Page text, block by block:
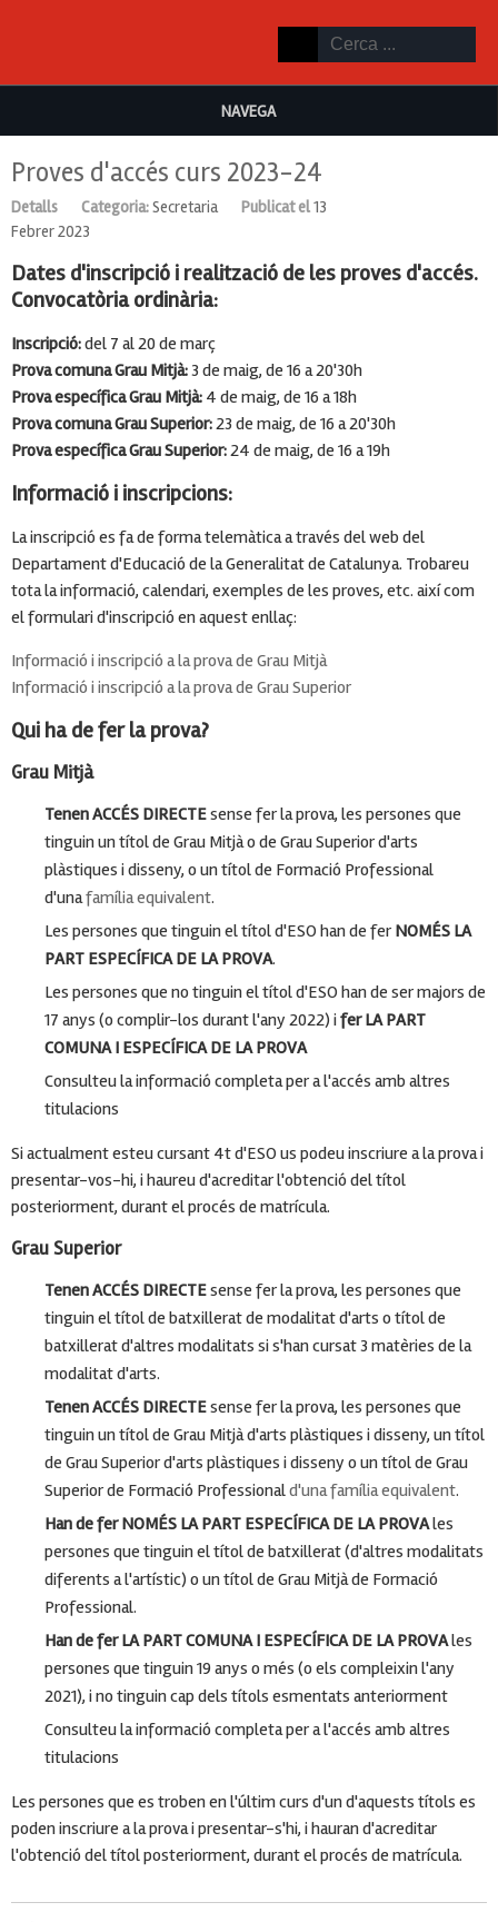
NAVEGA
Proves d'accés curs 2023-24
Detalls Categoria:Secretaria Publicat el13
Febrer 2023
Dates d'inscripció i realització de les proves d'accés.
Convocatòria ordinària:
Inscripció:del 7 al 20 de març
Prova comuna Grau Mitjà:3 de maig, de 16 a 20'30h
Prova específica Grau Mitjà: 4 de maig, de 16 a 18h
Prova comuna Grau Superior:23 de maig, de 16 a 20'30h
Prova específica Grau Superior:24 de maig, de 16 a 19h
Informació i inscripcions:
La inscripció es fa de forma telemàtica a través del web del
Departament d'Educació de la Generalitat de Catalunya. Trobareu
tota la informació, calendari, exemples de les proves, etc. així com
el formulari d'inscripció en aquest enllaç:
Informació i inscripció a la prova de Grau Mitjà
Informació i inscripció a la prova de Grau Superior
Qui ha de fer la prova?
Grau Mitjà
Tenen ACCÉS DIRECTEsense fer la prova, les persones que
tinguin un títol de Grau Mitjà o de Grau Superior d'arts
plàstiques i disseny, o un títol de Formació Professional
d'unafamília equivalent.
Les persones que tinguin el títol d'ESO han de fer NOMÉS LA
PART ESPECÍFICA DE LA PROVA.
Les persones que no tinguin el títol d'ESO han de ser majors de
17 anys (o complir-los durant l'any 2022) ifer LA PART
COMUNA I ESPECÍFICA DE LA PROVA
Consulteu la informació completa per a l'accés amb altres
titulacions
Si actualment esteu cursant 4t d'ESO us podeu inscriure a la prova i
presentar-vos-hi, i haureu d'acreditar l'obtenció del títol
posteriorment, durant el procés de matrícula.
Grau Superior
Tenen ACCÉS DIRECTEsense fer la prova, les persones que
tinguin el títol de batxillerat de modalitat d'arts o títol de
batxillerat d'altres modalitats si s'han cursat 3 matèries de la
modalitat d'arts.
Tenen ACCÉS DIRECTEsense fer la prova, les persones que
tinguin un títol de Grau Mitjà d'arts plàstiques i disseny, un títol
de Grau Superior d'arts plàstiques i disseny o un títol de Grau
Superior de Formació Professionald'una família equivalent.
Han de fer NOMÉS LA PART ESPECÍFICA DE LA PROVAles
persones que tinguin el títol de batxillerat (d'altres modalitats
diferents a l'artístic) o un títol de Grau Mitjà de Formació
Professional.
Han de fer LA PART COMUNA I ESPECÍFICA DE LA PROVAles
persones que tinguin 19 anys o més (o els compleixin l'any
2021), i no tinguin cap dels títols esmentats anteriorment
Consulteu la informació completa per a l'accés amb altres
titulacions
Les persones que es troben en l'últim curs d'un d'aquests títols es
poden inscriure a la prova i presentar-s'hi, i hauran d'acreditar
l'obtenció del títol posteriorment, durant el procés de matrícula.